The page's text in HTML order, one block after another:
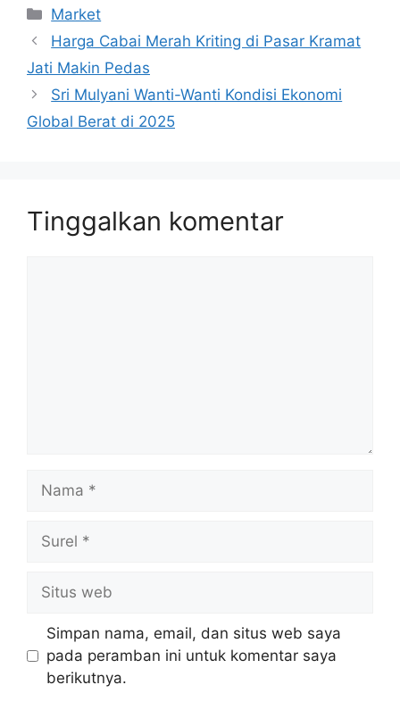
Kategori
Market
Harga Cabai Merah Kriting di Pasar Kramat
Jati Makin Pedas
Sri Mulyani Wanti-Wanti Kondisi Ekonomi
Global Berat di 2025
Tinggalkan komentar
web
Simpan nama, email, dan situs web saya
pada peramban ini untuk komentar saya
berikutnya.